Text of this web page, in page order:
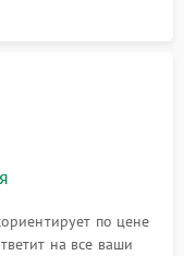
по цене
на все ваши